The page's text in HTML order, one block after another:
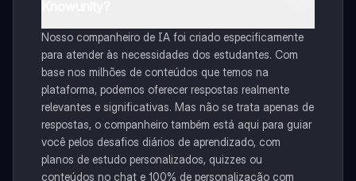
Nosso companheiro de IA foi criado especificamente
para atender às necessidades dos estudantes. Com
base nos milhões de conteúdos que temos na
plataforma, podemos oferecer respostas realmente
relevantes e significativas. Mas não se trata apenas de
respostas, o companheiro também está aqui para guiar
você pelos desafios diários de aprendizado, com
planos de estudo personalizados, quizzes ou
conteúdos no chat e 100% de personalização com